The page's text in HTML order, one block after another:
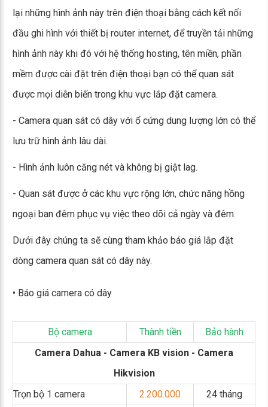
lại những hình ảnh này trên điện thoại bằng cách kết nối
đầu ghi hình với thiết bị router internet, để truyền tải những
hình ảnh này khi đó với hệ thống hosting, tên miền, phần
mềm được cài đặt trên điện thoại bạn có thể quan sát
được mọi diễn biến trong khu vực lắp đặt camera.
- Camera quan sát có dây với ổ cứng dung lượng lớn có thể
lưu trữ hình ảnh lâu dài.
- Hình ảnh luôn căng nét và không bị giật lag.
- Quan sát được ở các khu vực rộng lớn, chức năng hồng
ngoại ban đêm phục vụ việc theo dõi cả ngày và đêm.
Dưới đây chúng ta sẽ cùng tham khảo báo giá lắp đặt
dòng camera quan sát có dây này.
• Báo giá camera có dây
Bộ camera Thành tiền
Bảo hành
Camera Dahua - Camera KB vision - Camera
Hikvision
Trọn bộ 1 camera
2.200.000 24 tháng